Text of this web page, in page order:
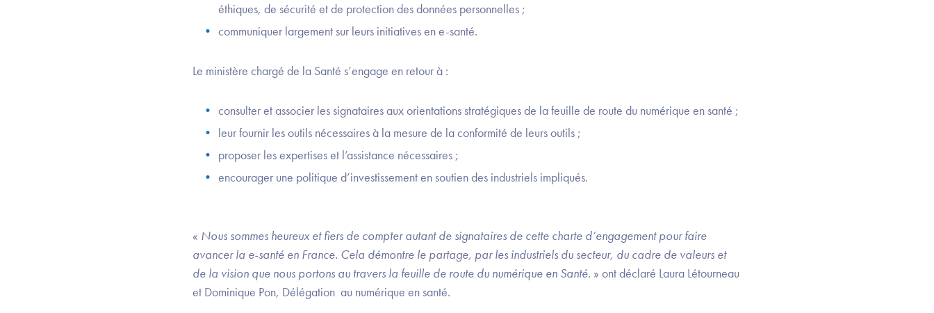
éthiques, de sécurité et de protection des données personnelles ;
communiquer largement sur leurs initiatives en e-santé.
Le ministère chargé de la Santé s’engage en retour à :
consulter et associer les signataires aux orientations stratégiques de la feuille de route du numérique en santé ;
leur fournir les outils nécessaires à la mesure de la conformité de leurs outils ;
proposer les expertises et l’assistance nécessaires ;
encourager une politique d’investissement en soutien des industriels impliqués.
« Nous sommes heureux et fiers de compter autant de signataires de cette charte d’engagement pour faire
avancer la e-santé en France. Cela démontre le partage, par les industriels du secteur, du cadre de valeurs et
de la vision que nous portons au travers la feuille de route du numérique en Santé. » ont déclaré Laura Létourneau
et Dominique Pon, Délégation au numérique en santé.